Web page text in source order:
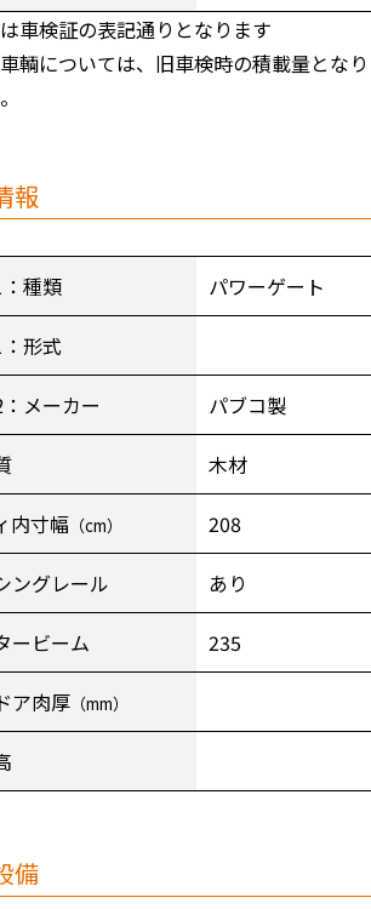
車検証の表記通りとなります
輌については、旧車検時の積載量とな
報
：種類 パワーゲート
：形式
：メーカー パブコ製
木材
内寸幅 （cm） 208
ングレール あり
ービーム 235
ア肉厚 （mm）
備